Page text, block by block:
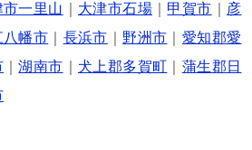
市一里山 大津市石場 甲賀市
彦
八幡市 長浜市 ｜野洲市
愛知郡愛
｜湖南市 犬上郡多賀町
蒲生郡日